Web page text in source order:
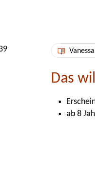
Das
ab 8